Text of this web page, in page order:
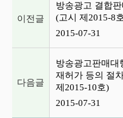
이전글
방송광고 결합
(고시 제2015-8
2015-07-31
다음글
방송광고판매대
재허가 등의 절
제2015-10호)
2015-07-31